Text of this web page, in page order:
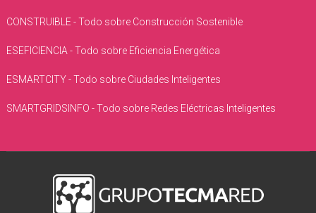
CONSTRUIBLE - Todo sobre Construcción Sostenible
ESEFICIENCIA - Todo sobre Eficiencia Energética
ESMARTCITY - Todo sobre Ciudades Inteligentes
SMARTGRIDSINFO - Todo sobre Redes Eléctricas Inteligentes